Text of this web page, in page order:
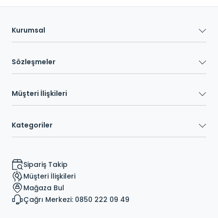
Kurumsal
Sözleşmeler
Müşteri İlişkileri
Kategoriler
Sipariş Takip
Müşteri İlişkileri
Mağaza Bul
Çağrı Merkezi: 0850 222 09 49